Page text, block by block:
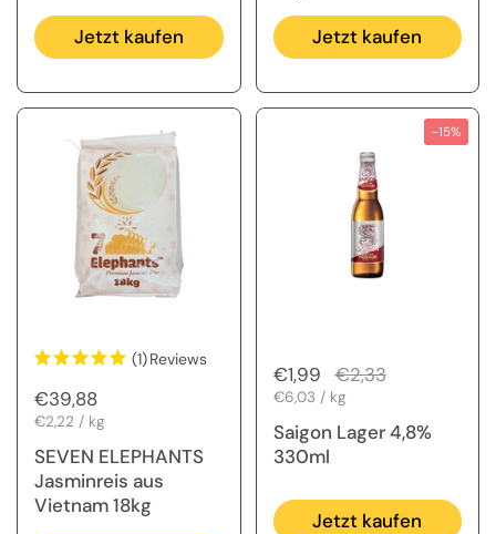
Jetzt kaufen Jetzt kaufen
(1)Reviews
Regulärer Preis
€39,88
Stückpreis
€2,22 / kg
SEVEN ELEPHANTS
Jasminreis aus
Vietnam 18kg
Regulärer Preis
€1,99 Sale-Preis
€2,33
Stückpreis
€6,03 / kg
Saigon Lager 4,8%
330ml
Jetzt kaufen
-15%